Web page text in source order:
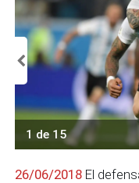
1 de 15
26/06/2018 El